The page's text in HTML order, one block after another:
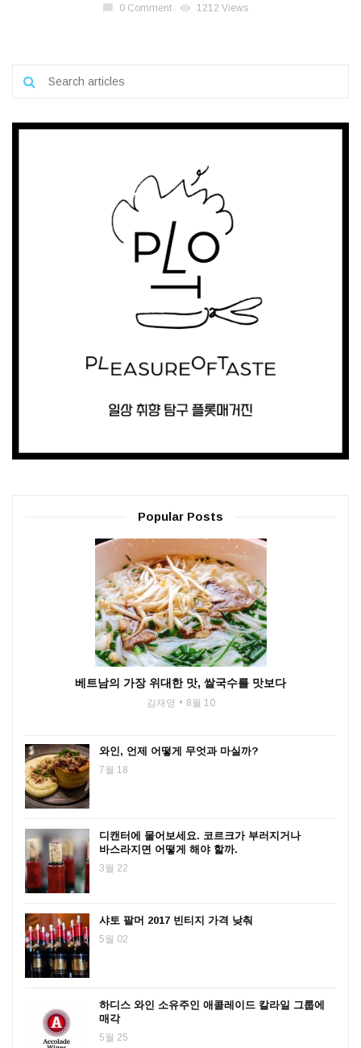
0 Comment visibility 1212 Views
Popular Posts
베트남의 가장 위대한 맛, 쌀국수를 맛보다
김재영 8월 10
와인, 언제 어떻게 무엇과 마실까?
7월 18
디캔터에 물어보세요. 코르크가 부러지거나
바스라지면 어떻게 해야 할까.
3월 22
샤토 팔머 2017 빈티지 가격 낮춰
5월 02
하디스 와인 소유주인 애콜레이드 칼라일 그룹에
매각
5월 25